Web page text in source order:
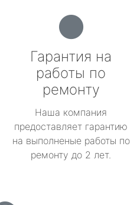
Гарантия на
работы по
ремонту
Наша компания
предоставляет гарантию
на выполненые работы по
ремонту до 2 лет.